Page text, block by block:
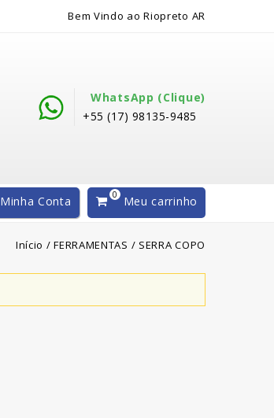
Bem Vindo ao Riopreto AR
WhatsApp (clique)
+55 (17) 98135-9485
Minha Conta Meu carrinho
0
Início /FERRAMENTAS / SERRA COPO